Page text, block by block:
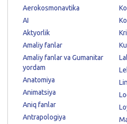
Aerokosmonavtika
AI
Aktyorlik
Amaliy fanlar
Amaliy fanlar va Gumanitar
yordam
Anatomiya
Animatsiya
Aniq fanlar
Antrapologiya